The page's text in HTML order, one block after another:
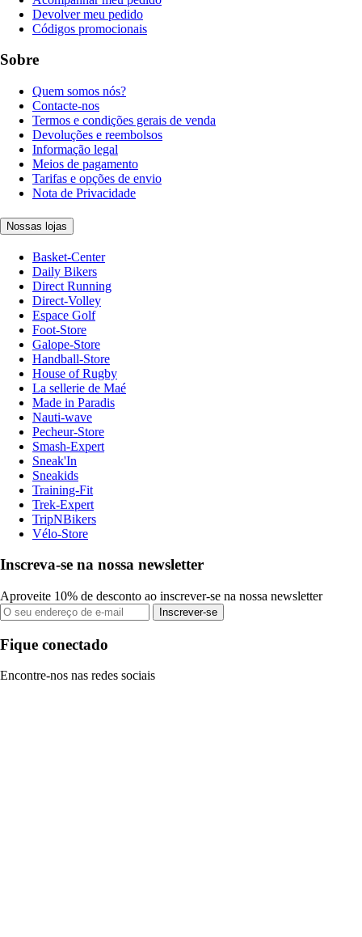
Devolver meu pedido
Códigos promocionais
Sobre
Quem somos nós?
Contacte-nos
Termos e condições gerais de venda
Devoluções e reembolsos
Informação legal
Meios de pagamento
Tarifas e opções de envio
Nota de Privacidade
Nossas lojas
Basket-Center
Daily Bikers
Direct Running
Direct-Volley
Espace Golf
Foot-Store
Galope-Store
Handball-Store
House of Rugby
La sellerie de Maé
Made in Paradis
Nauti-wave
Pecheur-Store
Smash-Expert
Sneak'In
Sneakids
Training-Fit
Trek-Expert
TripNBikers
Vélo-Store
Inscreva-se na nossa newsletter
Aproveite 10% de desconto ao inscrever-se na nossa newsletter
Inscrever-se
Fique conectado
Encontre-nos nas redes sociais